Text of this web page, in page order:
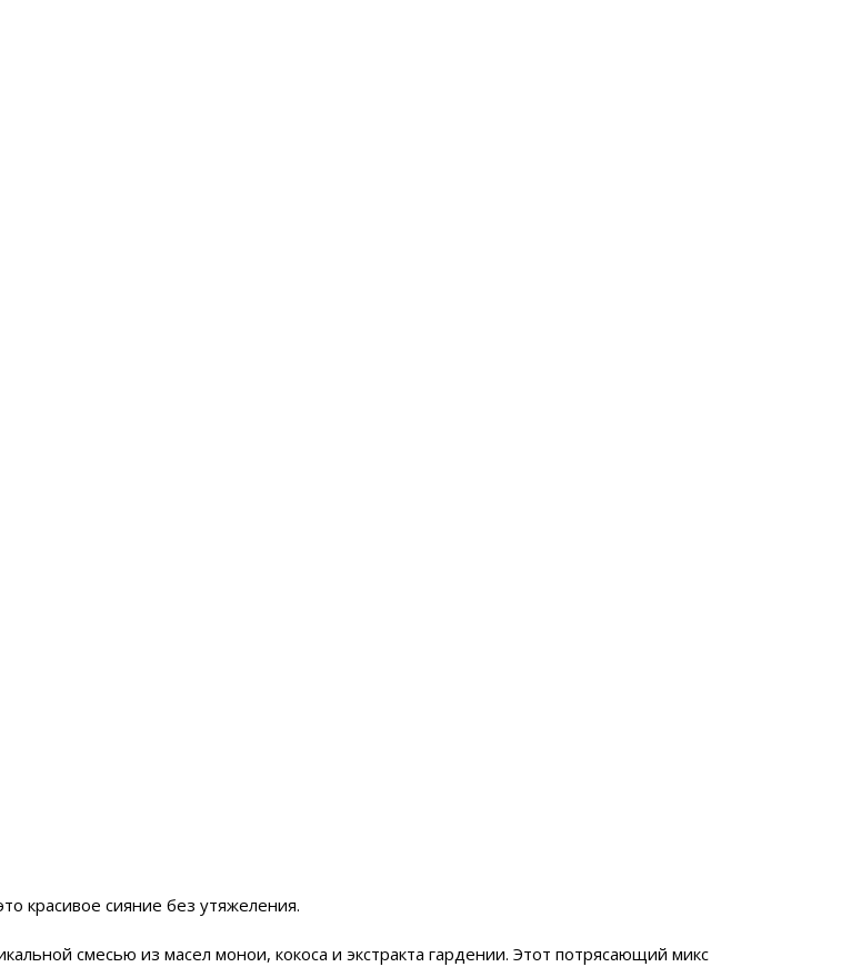
красивое сияние без утяжеления.
смесью из масел монои, кокоса и экстракта гардении. Этот потрясающий микс